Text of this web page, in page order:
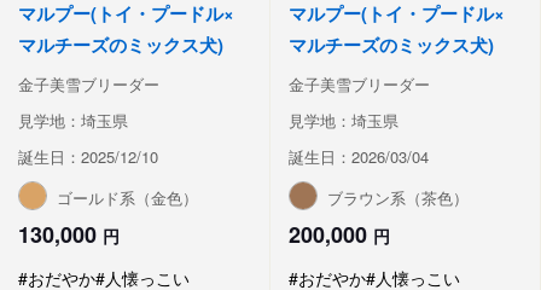
マルプー(トイ・プードル×
マルチーズのミックス犬)
金子美雪ブリーダー
見学地：埼玉県
誕生日：2025/12/10
ゴールド系（金色）
130,000 円
#おだやか#人懐っこい
マルプー(トイ・プードル×
マルチーズのミックス犬)
金子美雪ブリーダー
見学地：埼玉県
誕生日：2026/03/04
ブラウン系（茶色）
200,000 円
#おだやか#人懐っこい